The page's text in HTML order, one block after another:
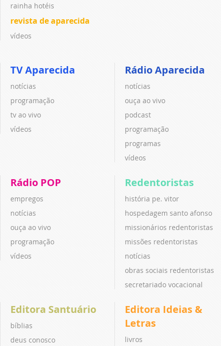
rainha hotéis
revista de aparecida
vídeos
TV Aparecida
notícias
programação
tv ao vivo
vídeos
Rádio Aparecida
notícias
ouça ao vivo
podcast
programação
programas
vídeos
Rádio POP
empregos
notícias
ouça ao vivo
programação
vídeos
Redentoristas
história pe. vitor
hospedagem santo afonso
missionários redentoristas
missões redentoristas
notícias
obras sociais redentoristas
secretariado vocacional
Editora Santuário
bíblias
deus conosco
Editora Ideias &
Letras
livros